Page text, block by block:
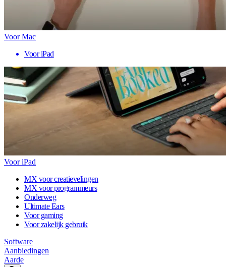
Voor Mac
Voor iPad
Voor iPad
MX voor creatievelingen
MX voor programmeurs
Onderweg
Ultimate Ears
Voor gaming
Voor zakelijk gebruik
Software
Aanbiedingen
Aarde